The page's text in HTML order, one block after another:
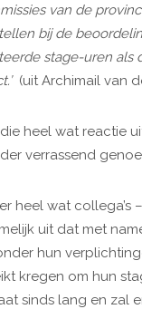
van de
bij de
stage-uren
(uit Archimail van
heel wat reactie
verrassend
heel wat
uit dat met
hun
kregen om hun
sinds lang en zal